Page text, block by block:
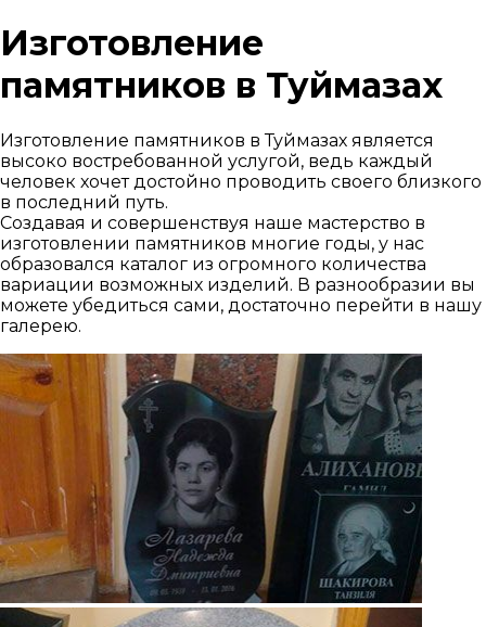
Изготовление
памятников в Туймазах
Изготовление памятников в Туймазах является
высоко востребованной услугой, ведь каждый
человек хочет достойно проводить своего близкого
в последний путь.
Создавая и совершенствуя наше мастерство в
изготовлении памятников многие годы, у нас
образовался каталог из огромного количества
вариации возможных изделий. В разнообразии вы
можете убедиться сами, достаточно перейти в нашу
галерею.